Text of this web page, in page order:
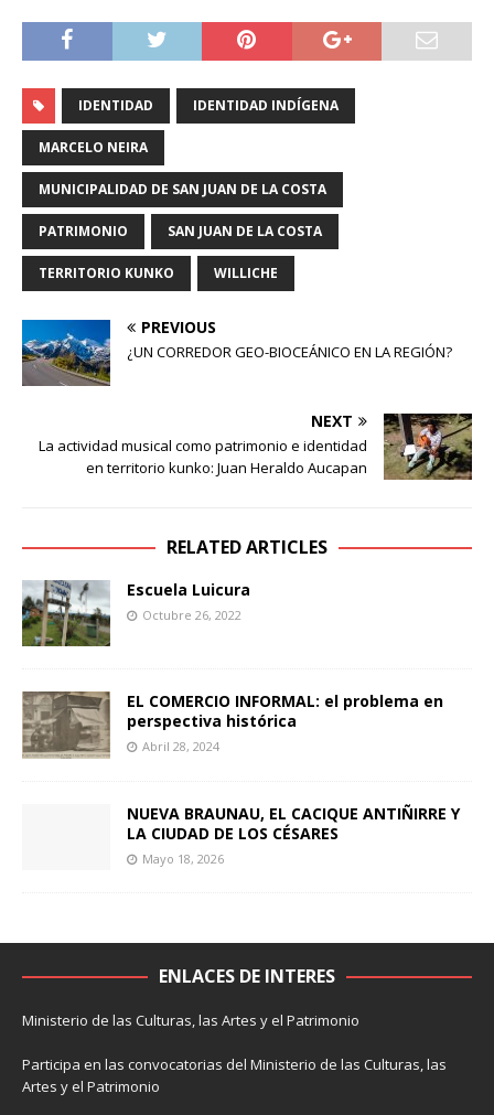
IDENTIDAD IDENTIDAD INDÍGENA
MARCELO NEIRA
MUNICIPALIDAD DE SAN JUAN DE LA COSTA
PATRIMONIO SAN JUAN DE LA COSTA
TERRITORIO KUNKO WILLICHE
PREVIOUS
¿UN CORREDOR GEO-BIOCEÁNICO EN LA REGIÓN?
NEXT
La actividad musical como patrimonio e identidad
en territorio kunko: Juan Heraldo Aucapan
RELATED ARTICLES
Escuela Luicura
Octubre 26, 2022
EL COMERCIO INFORMAL: el problema en
perspectiva histórica
Abril 28, 2024
NUEVA BRAUNAU, EL CACIQUE ANTIÑIRRE Y
LA CIUDAD DE LOS CÉSARES
Mayo 18, 2026
ENLACES DE INTERES
Ministerio de las Culturas, las Artes y el Patrimonio
Participa en las convocatorias del Ministerio de las Culturas, las
Artes y el Patrimonio